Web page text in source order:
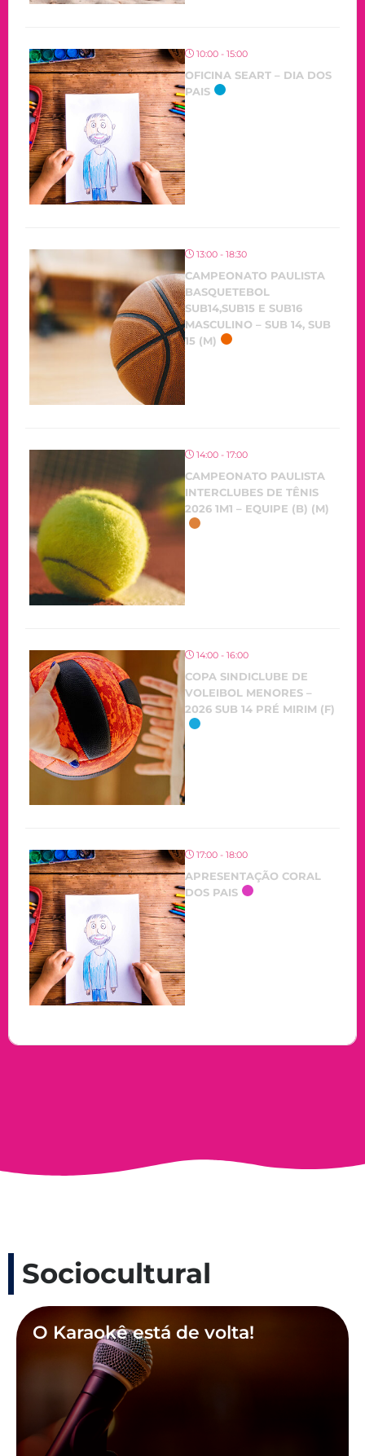
10:00 - 15:00
OFICINA SEART – DIA DOS
PAIS
13:00 - 18:30
CAMPEONATO PAULISTA
BASQUETEBOL
SUB14,SUB15 E SUB16
MASCULINO – SUB 14, SUB
15 (M)
14:00 - 17:00
CAMPEONATO PAULISTA
INTERCLUBES DE TÊNIS
2026 1M1 – EQUIPE (B) (M)
14:00 - 16:00
COPA SINDICLUBE DE
VOLEIBOL MENORES –
2026 SUB 14 PRÉ MIRIM (F)
17:00 - 18:00
APRESENTAÇÃO CORAL
DOS PAIS
Sociocultural
O Karaokê está de volta!